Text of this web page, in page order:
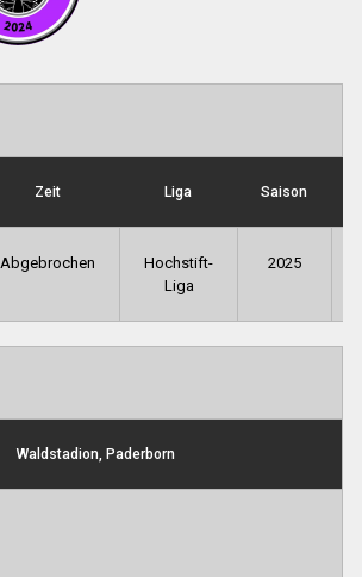
Zeit Liga Saison
Abgebrochen
Hochstift-
Liga
2025
Waldstadion, Paderborn